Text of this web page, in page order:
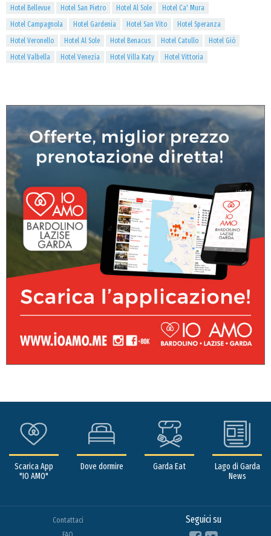
Hotel Bellevue Hotel San Pietro Hotel Al Sole
Hotel Ca' Mura
Hotel Campagnola
Hotel Gardenia Hotel San Vito
Hotel Speranza
Hotel Veronello
Hotel Al Sole Hotel Benacus Hotel Catullo
Hotel Giò
Hotel Valbella
Hotel Venezia Hotel Villa Katy Hotel Vittoria
Scarica App
"IO AMO"
Dove dormire Garda Eat
Lago di Garda
News
Contattaci
Seguici su